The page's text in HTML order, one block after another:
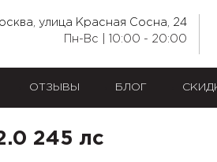
улица Красная Сосна, 24
Пн-Вс | 10:00 - 20:00
ОТЗЫВЫ БЛОГ
245 лс